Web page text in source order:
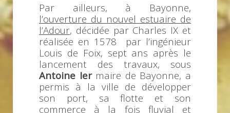
Par ailleurs, à Bayonne,
l’ouverture du nouvel estuaire de
l’Adour, décidée par Charles IX et
réalisée en 1578 par l’ingénieur
Louis de Foix, sept ans après le
lancement des travaux, sous
Antoine Iermaire de Bayonne, a
permis à la ville de développer
son port, sa flotte et son
commerce à la fois fluvial et